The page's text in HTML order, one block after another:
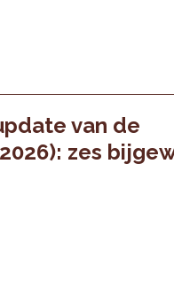
van de
zes